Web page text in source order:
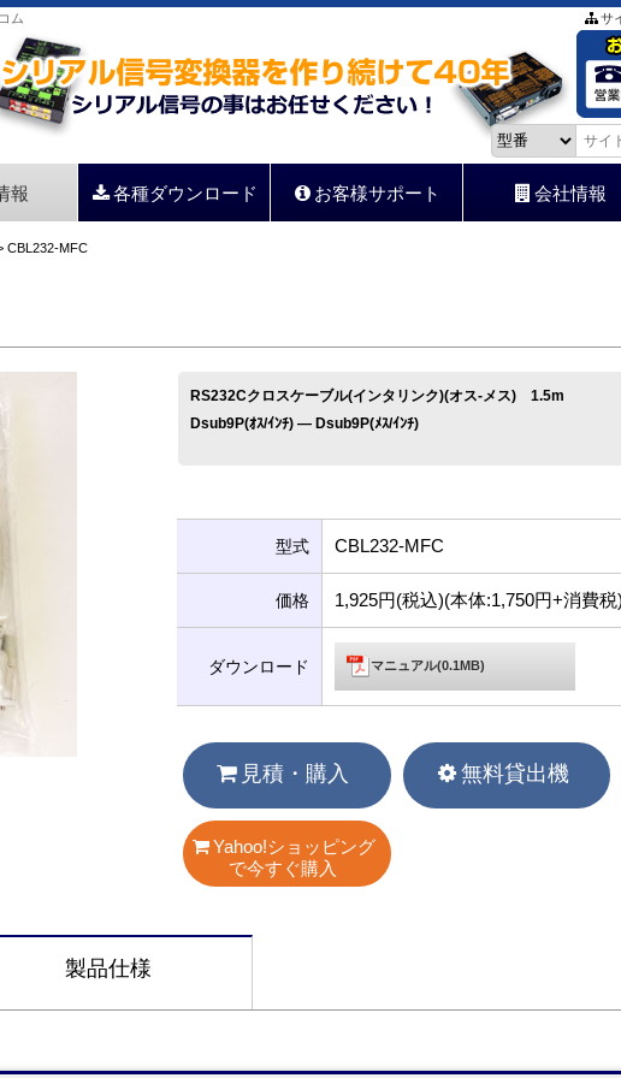
ム サ
報 各種ダウンロード お客様サポート 会社情報
MFC
RS232Cクロスケーブル(インタリンク)(オス-メス) 1.5m
Dsub9P(ｵｽ/ｲﾝﾁ) ― Dsub9P(ﾒｽ/ｲﾝﾁ)
型式 CBL232-MFC
価格 1,925円(税込)(本体:1,750円+消費税)
ダウンロード マニュアル(0.1MB)
見積・購入 無料貸出機
Yahoo!ショッピング
で今すぐ購入
製品仕様